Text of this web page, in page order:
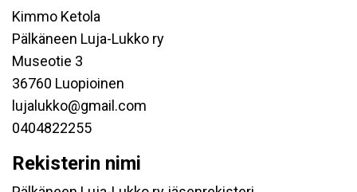
Kimmo Ketola
Pälkäneen Luja-Lukko ry
Museotie 3
36760 Luopioinen
lujalukko@gmail.com
0404822255
Rekisterin nimi